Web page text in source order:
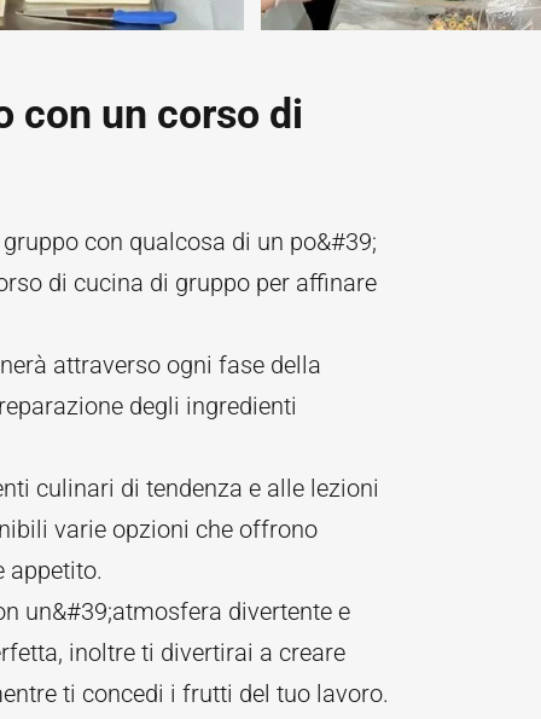
con un corso di
con qualcosa di un po&#39;
di cucina di gruppo per affinare
attraverso ogni fase della
degli ingredienti
culinari di tendenza e alle lezioni
varie opzioni che offrono
appetito.
un&#39;atmosfera divertente e
inoltre ti divertirai a creare
ti concedi i frutti del tuo lavoro.